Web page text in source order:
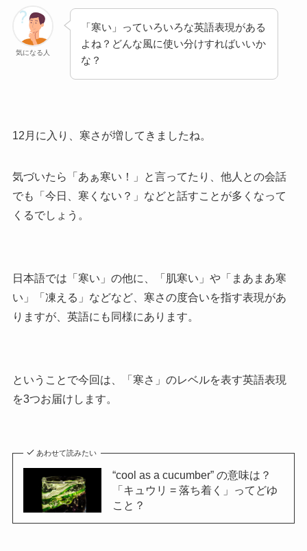
気になる人
「寒い」っていろいろな英語表現がある
よね？どんな風に使い分けすればいいか
な？
12月に入り、寒さが増してきましたね。
気づいたら「あぁ寒い！」と言ってたり、他人との会話
でも「今日、寒くない？」などと話すことが多くなって
くるでしょう。
日本語では「寒い」の他に、「肌寒い」や「まあまあ寒
い」「凍える」などなど、寒さの度合いを指す表現があ
りますが、英語にも同様にあります。
ということで今回は、「寒さ」のレベルを表す英語表現
を3つお届けします。
あわせて読みたい
“cool as a cucumber” の意味は？
「キュウリ = 落ち着く」ってどゆ
こと？